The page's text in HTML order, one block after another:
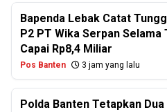
Bapenda Lebak Catat
P2 PT Wika Serpan Selama
Capai Rp8,4 Miliar
Pos Banten 3 jam yang lalu
Polda Banten Tetapkan